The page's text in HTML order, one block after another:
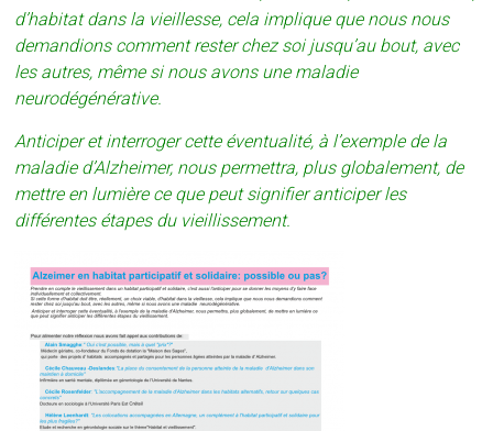
d’habitat dans la vieillesse, cela implique que nous nous
demandions comment rester chez soi jusqu’au bout, avec
les autres, même si nous avons une maladie
neurodégénérative.
Anticiper et interroger cette éventualité, à l’exemple de la
maladie d’Alzheimer, nous permettra, plus globalement, de
mettre en lumière ce que peut signifier anticiper les
différentes étapes du vieillissement.